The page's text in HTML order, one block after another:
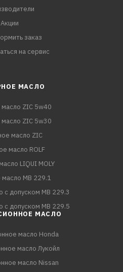
Акции
заказ
на сервис
МАСЛО
ZIC 5w40
ZIC 5w30
масло ZIC
масло ROLF
LIQUI MOLY
MB 229.1
с допуском MB 229.3
с допуском MB 229.5
МАСЛО
масло Honda
масло Лукойл
масло Nissan